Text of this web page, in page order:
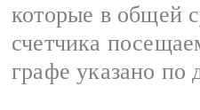
которые в общей
счетчика
графе указано по